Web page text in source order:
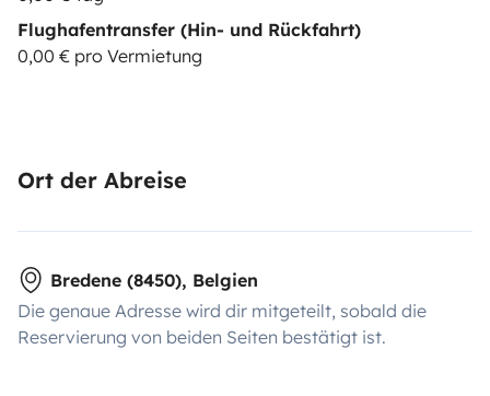
Flughafentransfer (Hin- und Rückfahrt)
0,00 € pro Vermietung
Ort der Abreise
Bredene (8450), Belgien
Die genaue Adresse wird dir mitgeteilt, sobald die
Reservierung von beiden Seiten bestätigt ist.